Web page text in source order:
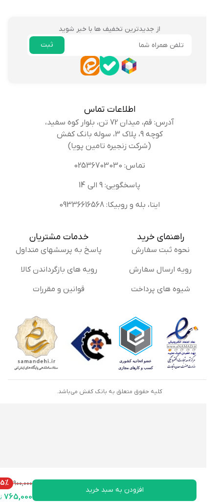
افزودن به سبد خرید
900,000
15%
765,000
از جدیدترین تخفیف ها با خبر شوید
اطلاعات تماس
آدرس: قم، میدان 72 تن، بلوار کوه سفید،
کوچه 9، پلاک 3، سوله بانک کفش
(شرکت زنجیره تامین پویا)
تماس: 02536703030
پاسخگویی: 9 الی 14
ایتا، بله و روبیکا: 09336616568
راهنمای خرید
نحوه ثبت سفارش
رویه ارسال سفارش
شیوه های پرداخت
خدمات مشتریان
پاسخ به پرسشهای متداول
رویه های بازگرداندن کالا
قوانین و مقررات
کلیه حقوق متعلق به بانک کفش می‌باشد.